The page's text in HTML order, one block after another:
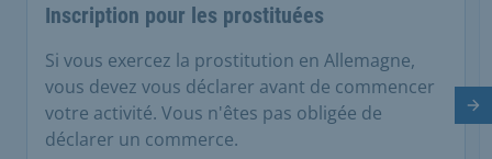
Inscription pour les prostituées
Si vous exercez la prostitution en Allemagne,
vous devez vous déclarer avant de commencer
votre activité. Vous n'êtes pas obligée de
déclarer un commerce.